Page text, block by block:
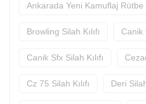
Ankarada Yeni Kamuflaj Rütbe
Browling Silah Kılıfı Canik
Canik Sfx Silah Kılıfı
Cz 75 Silah Kılıfı Deri Silah